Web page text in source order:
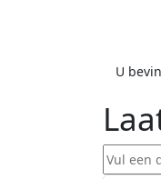
U
Vul een